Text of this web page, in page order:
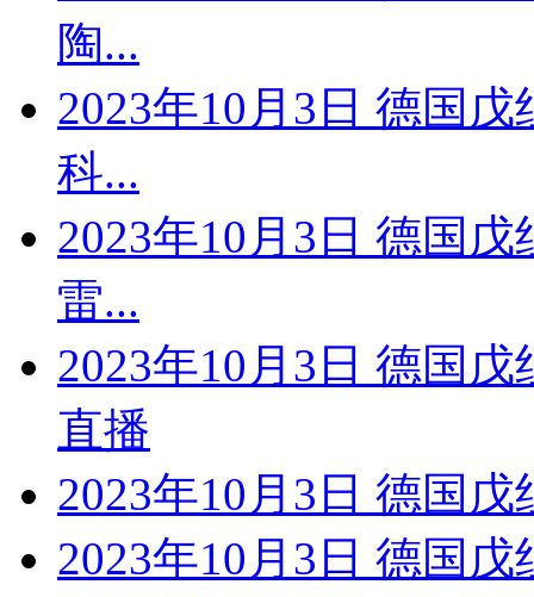
陶...
2023年10月3日 德国
科...
2023年10月3日 德国
雷...
2023年10月3日 德国
直播
2023年10月3日 德国
2023年10月3日 德国